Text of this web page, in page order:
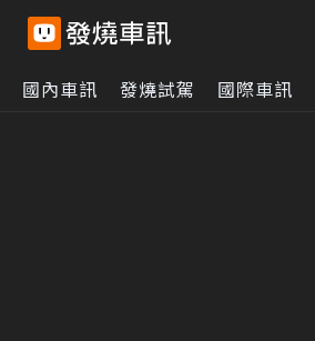
國內車訊 發燒試駕 國際車訊